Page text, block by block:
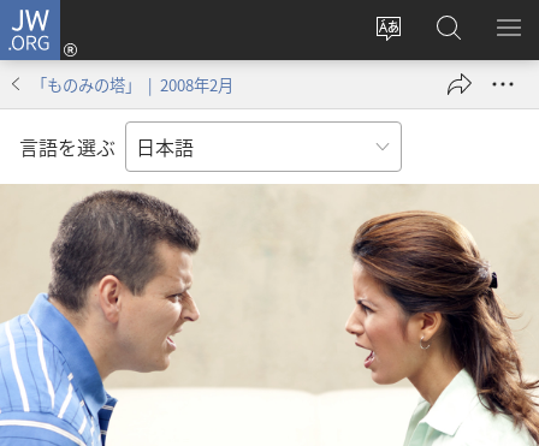
JW.ORG
サ
ト
の
言
を
変
え
る
ロ
グ
ン
し
タ
ブ
で
開
く）
JW.ORG
の
検
メ
を
「ものみの塔」 | 2008年2月
言語を選ぶ